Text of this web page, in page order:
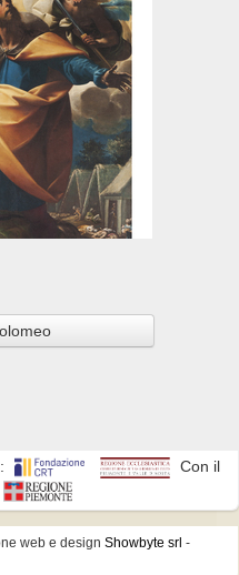
Con il
web e design Showbyte srl -